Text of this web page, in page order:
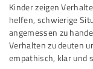
Kinder zeigen
helfen, schwierige
angemessen zu
Verhalten zu deuten
empathisch, klar und